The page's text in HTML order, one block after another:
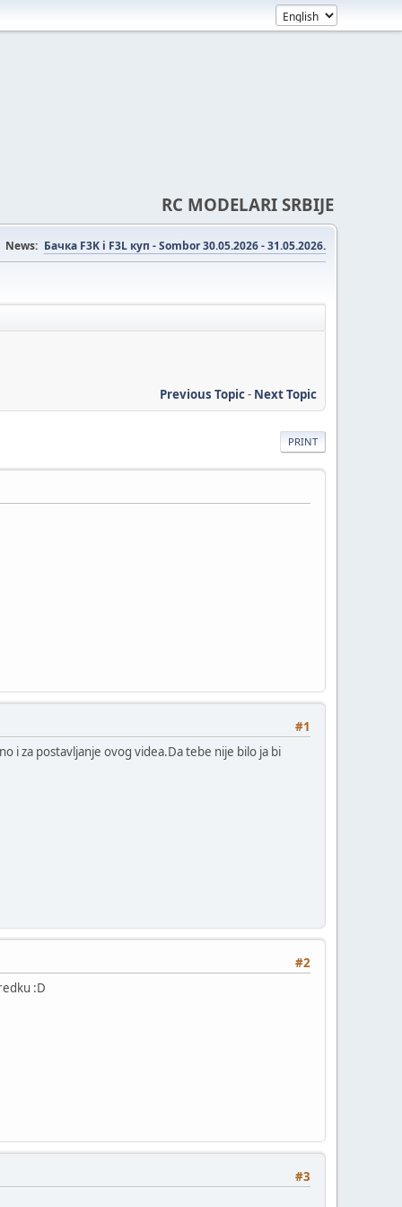
RC MODELARI SRBIJE
News: Бачка F3K i F3L куп - Sombor 30.05.2026 - 31.05.2026.
Previous Topic- Next Topic
PRINT
#1
i za postavljanje ovog videa.Da tebe nije bilo ja bi
#2
:D
#3